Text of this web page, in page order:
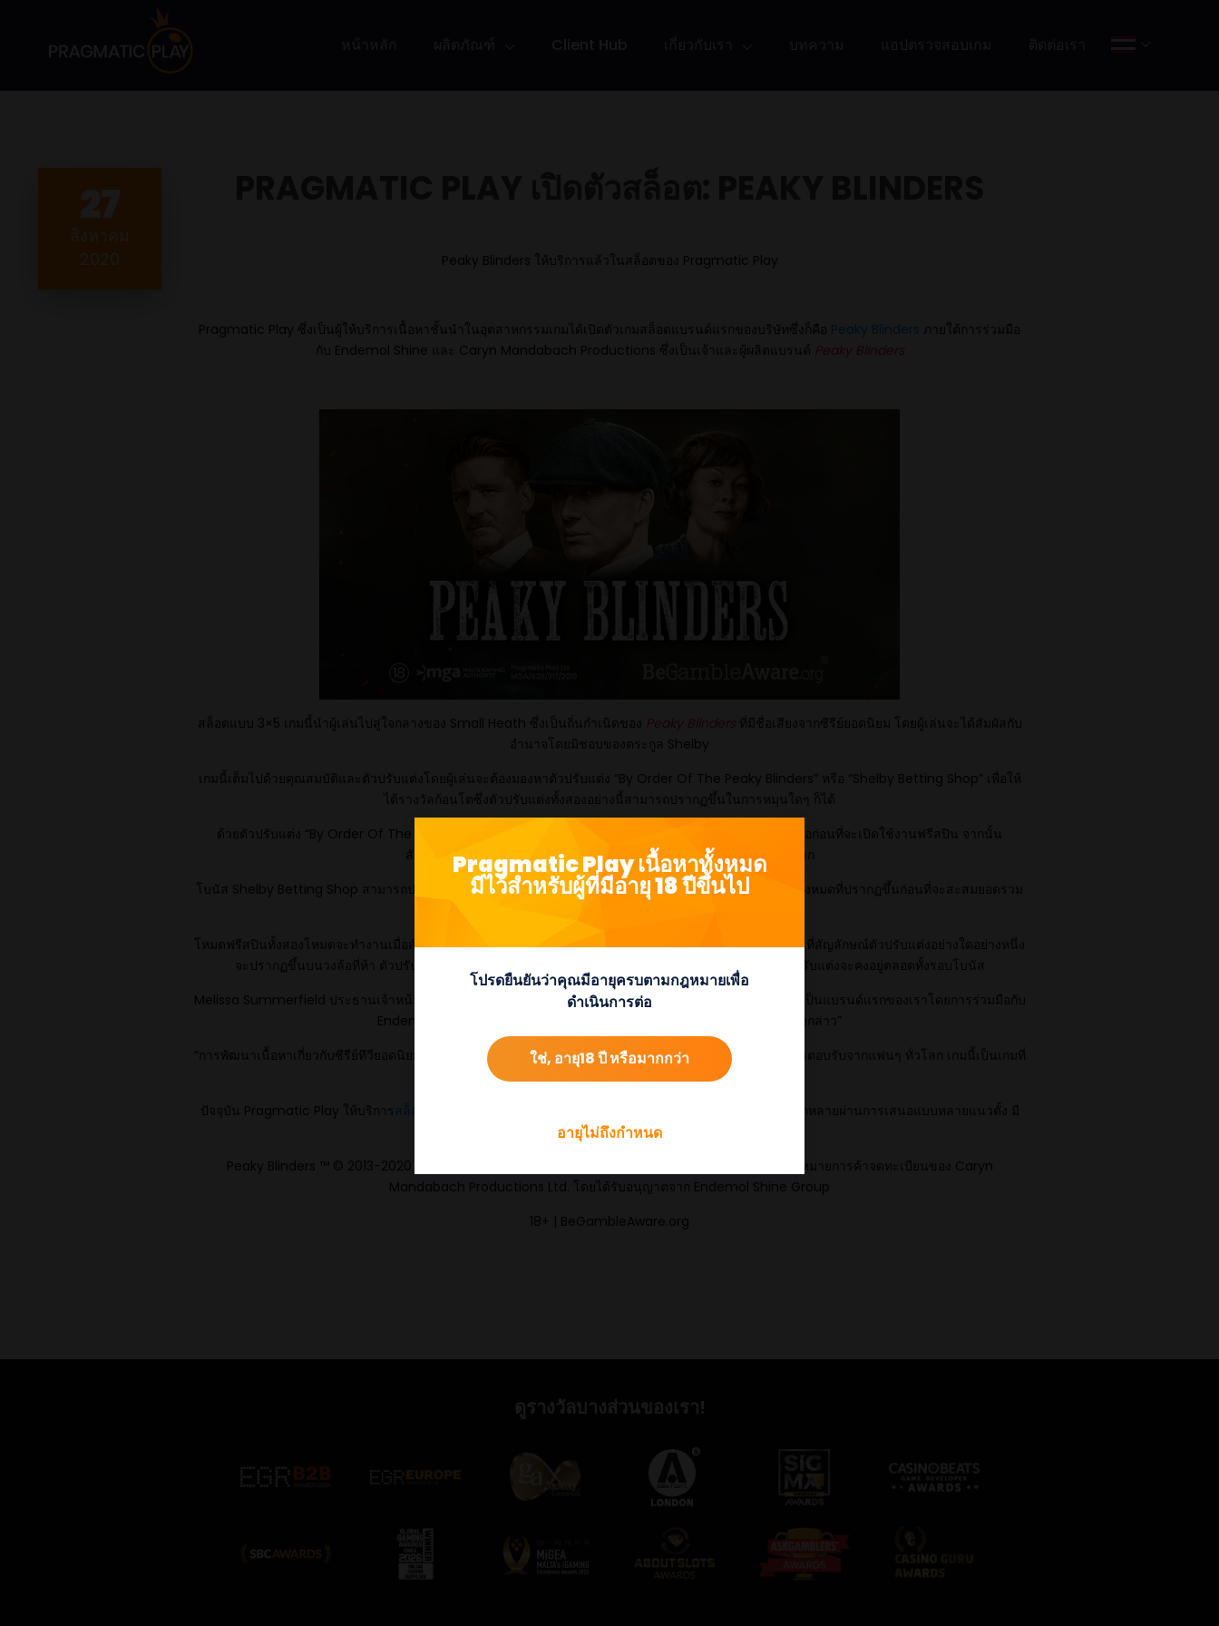
27
สิงหาคม
2020
Peaky Blinders ให้บริการแล้วในสล็อตของ Pragmatic Play
Pragmatic Play ซึ่งเป็นผู้ให้บริการเนื้อหาชั้นนำในอุตสาหกรรมเกมได้เปิดตัวเกมสล็อตแบรนด์แรกของบริษัทซึ่งก็คือ Peaky Blinders ภายใต้การร่วมมือ
กับ Endemol Shine และ Caryn Mandabach Productions ซึ่งเป็นเจ้าและผู้ผลิตแบรนด์ Peaky Blinders
สล็อตแบบ 3×5 เกมนี้นำผู้เล่นไปสู่ใจกลางของ Small Heath ซึ่งเป็นถิ่นกำเนิดของ Peaky Blindersที่มีชื่อเสียงจากซีรีย์ยอดนิยม โดยผู้เล่นจะได้สัมผัสกับ
อำนาจโดยมิชอบของตระกูล Shelby
เกมนี้เต็มไปด้วยคุณสมบัติและตัวปรับแต่งโดยผู้เล่นจะต้องมองหาตัวปรับแต่ง “By Order Of The Peaky Blinders” หรือ “Shelby Betting Shop” เพื่อให้
ได้รางวัลก้อนโตซึ่งตัวปรับแต่งทั้งสองอย่างนี้สามารถปรากฏขึ้นในการหมุนใดๆ ก็ได้
ด้วยตัวปรับแต่ง “By Order Of The Peaky Blinders” สัญลักษณ์ตัวอักษรและ Wild ทั้งหมดจะยังคงอยู่บนวงล้อก่อนที่จะเปิดใช้งานฟรีสปิน จากนั้น
สัญลักษณ์เหล่านี้จะกลายเป็นตัวอักษรเดี่ยวซึ่งทำให้ได้เงินรางวัลจำนวนมาก
โบนัส Shelby Betting Shop สามารถปรากฏขึ้นในการหมุนใดๆ ก็ได้ โดยมีให้ค่าเงินสำหรับสัญลักษณ์ตัวอักษรทั้งหมดที่ปรากฏขึ้นก่อนที่จะสะสมยอดรวม
โหมดฟรีสปินทั้งสองโหมดจะทำงานเมื่อสัญลักษณ์Peaky BlindersBonus ปรากฏขึ้นบนวงล้อที่หนึ่งและสามก่อนที่สัญลักษณ์ตัวปรับแต่งอย่างใดอย่างหนึ่ง
จะปรากฏขึ้นบนวงล้อที่ห้า ตัวปรับแต่งจะกำหนดโหมดฟรีสปินที่ผู้เล่นจะได้รับโดยที่คุณสมบัติที่ได้รับการปรับแต่งจะคงอยู่ตลอดทั้งรอบโบนัส
Melissa Summerfield ประธานเจ้าหน้าที่ฝ่ายการพาณิชย์ของ Pragmatic Play กล่าวว่า “
ถือเป็นแบรนด์แรกของเราโดยการร่วมมือกับ
Endemol Shine และเราภูมิใจที่จะเปิดตัวเกมที่สร้างจากซีรีย์ที่เป็นสัญลักษณ์ดังกล่าว”
“การพัฒนาเนื้อหาเกี่ยวกับซีรีย์ทีวียอดนิยมดังกล่าวเป็นเรื่องที่น่าตื่นเต้นมากและเราหวังเป็นอย่างยิ่งว่าจะได้รับการตอบรับจากแฟนๆ ทั่วโลก เกมนี้เป็นเกมที่
ปัจจุบัน Pragmatic Play ให้บริการ สล็อต
ที่หลากหลายผ่านการเสนอแบบหลายแนวตั้ง มี
พอร์ตโฟลิโอทั้งหมดของบริษัทให้บริการผ่านการรวม API เดียว
Peaky Blinders ™ © 2013-2020 a Caryn Mandabach Productions Ltd. Peaky Blinders เป็นเครื่องหมายการค้าจดทะเบียนของ Caryn
Mandabach Productions Ltd. โดยได้รับอนุญาตจาก Endemol Shine Group
18+ | BeGambleAware.org
ดูรางวัลบางส่วนของเรา!
Pragmatic Play เนื้อหาทั้งหมด
มีไว้สำหรับผู้ที่มีอายุ 18 ปีขึ้นไป
โปรดยืนยันว่าคุณมีอายุครบตามกฎหมายเพื่อ
ดำเนินการต่อ
ใช่, อายุ18 ปี หรือมากกว่า
อายุไม่ถึงกำหนด